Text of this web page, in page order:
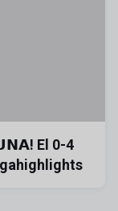
El 0-4